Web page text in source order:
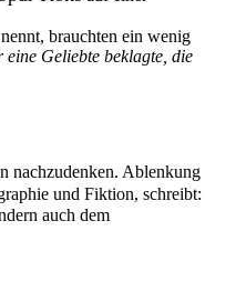
brauchten ein wenig
Geliebte beklagte, die
nachzudenken. Ablenkung
und Fiktion, schreibt:
auch dem